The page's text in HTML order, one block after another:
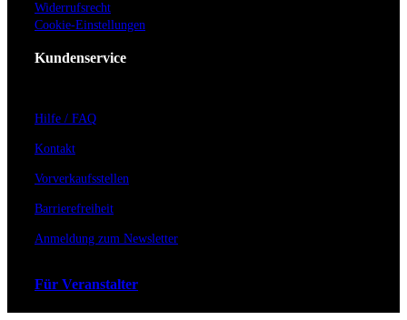
Widerrufsrecht
Cookie-Einstellungen
Kundenservice
Hilfe / FAQ
Kontakt
Vorverkaufsstellen
Barrierefreiheit
Anmeldung zum Newsletter
Für Veranstalter